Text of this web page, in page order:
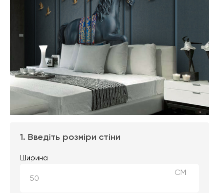
1. Введіть розміри стіни
Ширина
СМ